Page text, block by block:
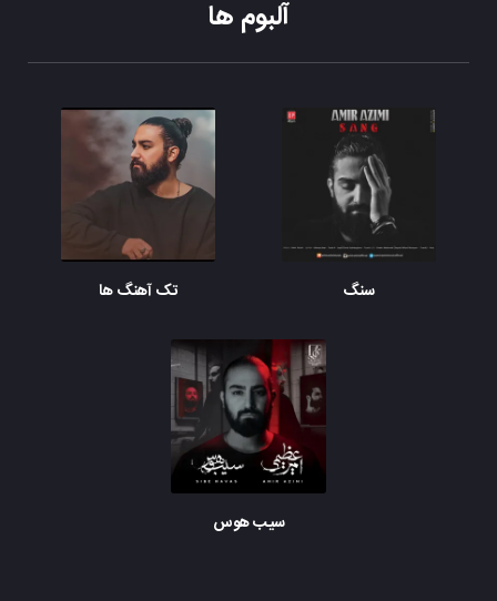
آلبوم ها
سنگ تک آهنگ ها
سیب هوس